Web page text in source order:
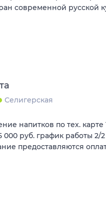
современной русской
Селигерская
напитков по тех.
000 руб. график работы 2/
предоставляются